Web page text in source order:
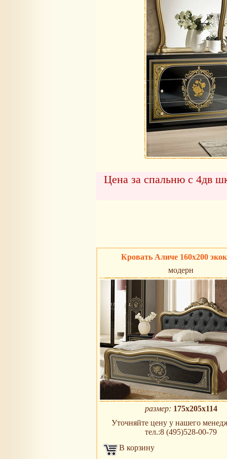
Цена за спальню с 4дв
Кровать Аличе 160х200
модерн
размер: 175х205х114
Уточняйте цену у нашего
тел.:8 (495)528-00-79
В корзину